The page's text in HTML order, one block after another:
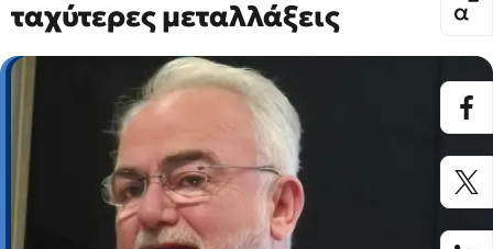
ταχύτερες μεταλλάξεις